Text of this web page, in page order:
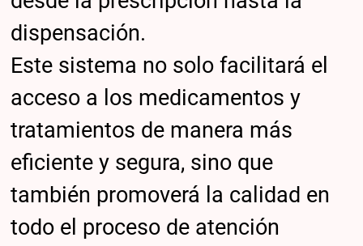
dispensación.
Este sistema no solo facilitará el
acceso a los medicamentos y
tratamientos de manera más
eficiente y segura, sino que
también promoverá la calidad en
todo el proceso de atención